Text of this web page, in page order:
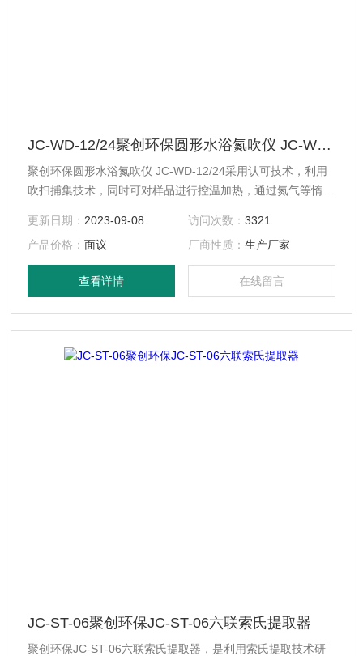
JC-WD-12/24聚创环保圆形水浴氮吹仪 JC-WD-12/24
聚创环保圆形水浴氮吹仪 JC-WD-12/24采用认可技术，利用
吹扫捕集技术，同时可对样品进行控温加热，通过氮气等惰性
氧浓缩。该方法具有省时、便捷、准确的特点。广泛用于食品
安全、医药、农药残留检测、临床药代等领域。
更新日期： 2023-09-08 访问次数： 3321
产品价格：面议 厂商性质： 生产厂家
查看详情 在线留言
JC-ST-06聚创环保JC-ST-06六联索氏提取器
聚创环保JC-ST-06六联索氏提取器，是利用索氏提取技术研